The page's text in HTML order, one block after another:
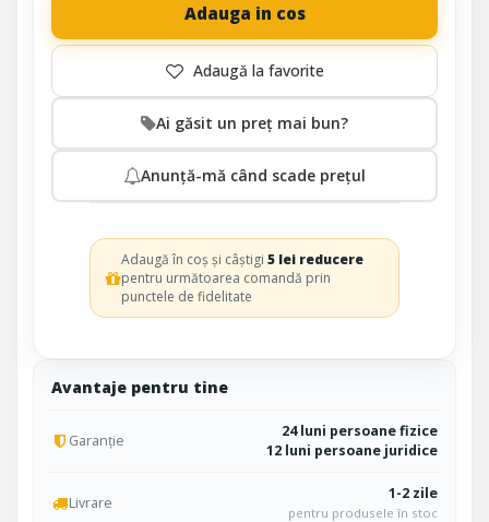
Avantaje pentru tine
Garanție
24 luni persoane fizice
12 luni persoane juridice
Livrare 1-2 zile
pentru produsele în stoc
Adauga in cos
Ai găsit un preț mai bun?
Anunță-mă când scade prețul
Adaugă în coș și câștigi5 lei reducere
pentru următoarea comandă prin
punctele de fidelitate